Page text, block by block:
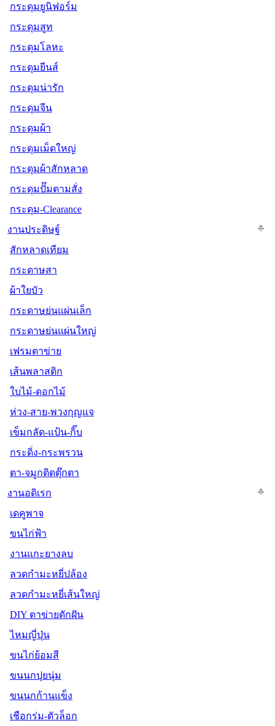
กระดุมยูนิฟอร์ม
กระดุมสูท
กระดุมโลหะ
กระดุมยีนส์
กระดุมน่ารัก
กระดุมจีน
กระดุมผ้า
กระดุมเม็ดใหญ่
กระดุมผ้าสักหลาด
กระดุมปั๊มตามสั่ง
กระดุม-Clearance
งานประดิษฐ์
สักหลาดเทียม
กระดาษสา
ผ้าใยบัว
กระดาษย่นแผ่นเล็ก
กระดาษย่นแผ่นใหญ่
เฟรมตาข่าย
เส้นพลาสติก
ใบไม้-ดอกไม้
ห่วง-สาย-พวงกุญแจ
เข็มกลัด-แป้น-กิ๊บ
กระดิ่ง-กระพรวน
ตา-จมูกติดตุ๊กตา
งานอดิเรก
เดคูพาจ
ขนไก่ฟ้า
งานแกะยางลบ
ลวดกำมะหยี่ปล้อง
ลวดกำมะหยี่เส้นใหญ่
DIY ตาข่ายดักฝัน
ไหมญี่ปุ่น
ขนไก่ย้อมสี
ขนนกปุยนุ่ม
ขนนกก้านแข็ง
เชือกร่ม-ตัวล็อก